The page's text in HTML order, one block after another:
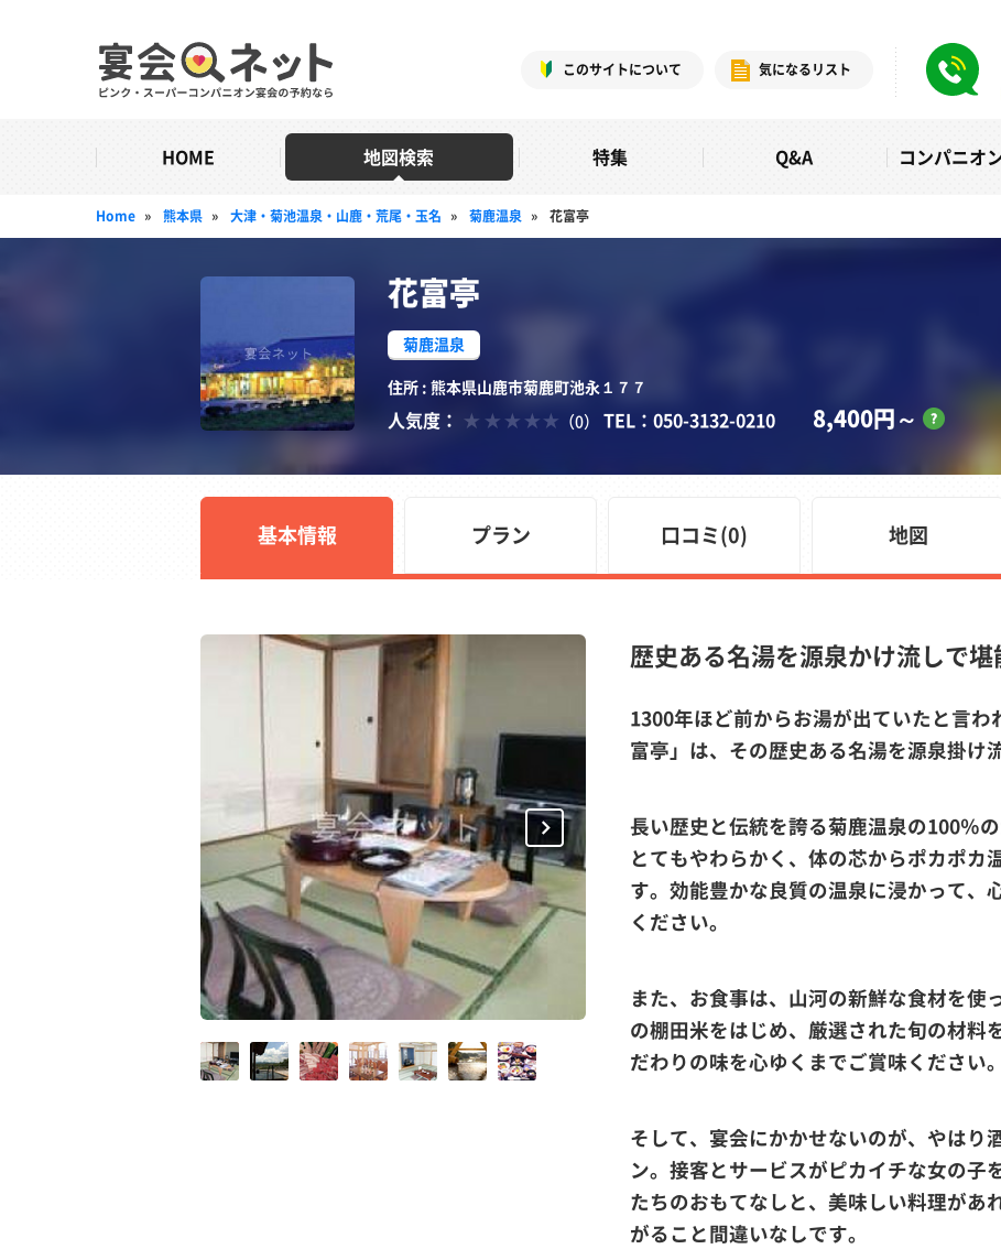
このサイトについて 気になるリスト
HOME 地図検索 特集 Q&A コンパニオ
Home » 熊本県 » 大津・菊池温泉・山鹿・荒尾・玉名 » 菊鹿温泉 » 花富亭
花富亭
菊鹿温泉
住所 : 熊本県山鹿市菊鹿町池永１７７
人気度： （0） TEL：050-3132-0210 8,400円～
基本情報 プラン 口コミ(0) 地図
Next
歴史ある名湯を源泉かけ流しで
1300年ほど前からお湯が出ていたと言
富亭」は、その歴史ある名湯を源泉掛け
長い歴史と伝統を誇る菊鹿温泉の100％
とてもやわらかく、体の芯からポカポカ
す。効能豊かな良質の温泉に浸かって、
ください。
また、お食事は、山河の新鮮な食材を使
の棚田米をはじめ、厳選された旬の材料
だわりの味を心ゆくまでご賞味ください。
そして、宴会にかかせないのが、やはり
ン。接客とサービスがピカイチな女の子
たちのおもてなしと、美味しい料理があ
がること間違いなしです。